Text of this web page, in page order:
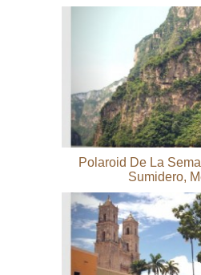
Polaroid De La
Sumidero,